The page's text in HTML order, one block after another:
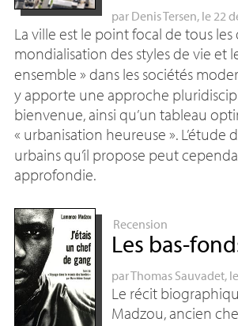
par Denis Tersen, le 22
La ville est le point focal de tous les
mondialisation des styles de vie et
ensemble » dans les sociétés
y apporte une approche
bienvenue, ainsi qu’un tableau
« urbanisation heureuse ». L’étude
urbains qu’il propose peut
approfondie.
Recension
Les bas-
parThomas Sauvadet,
Le récit
Madzou, ancien